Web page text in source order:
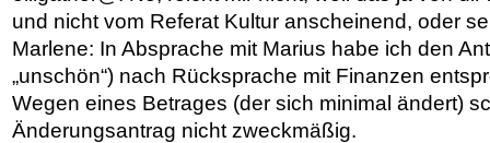
und nicht vom Referat Kultur anscheinend, oder
Marlene: In Absprache mit Marius habe ich den
„unschön“) nach Rücksprache mit Finanzen
Wegen eines Betrages (der sich minimal ändert)
Änderungsantrag nicht zweckmäßig.